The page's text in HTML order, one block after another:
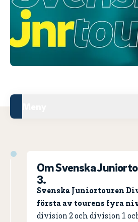
Om Svenska
3.
Svenska Juniortouren
första av tourens fyra
division 2 och division 1